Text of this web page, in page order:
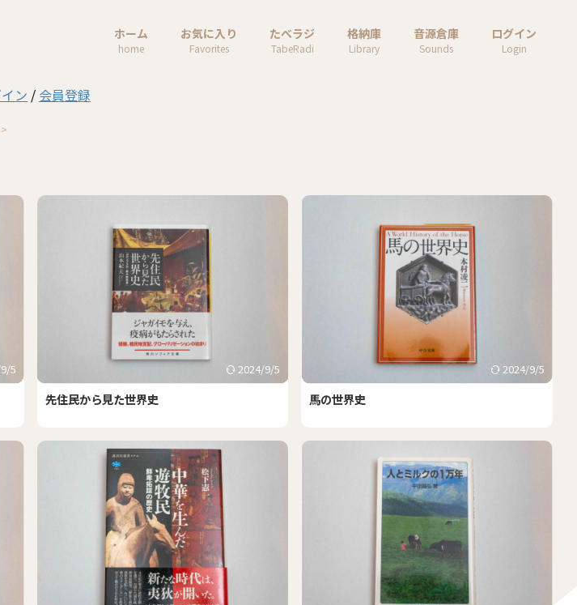
ホーム
home
お気に入り
Favorites
たべラジ
TabeRadi
格納庫
Library
音源倉庫
Sounds
ログイン
Login
ン / 会員登録
>
5 2024/9/5
先住民から見た世界史
2024/9/5
馬の世界史